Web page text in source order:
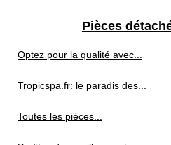
Pièces
Optez pour la qualité avec...
Tropicspa.fr: le paradis des...
Toutes les pièces...